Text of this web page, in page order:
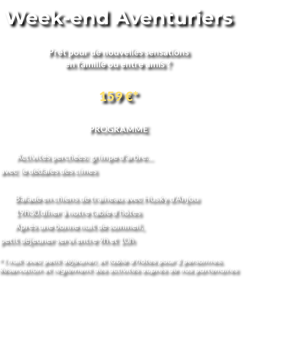
Week-end Aventuriers
Prêt pour de nouvelles sensations
en famille ou entre amis ?
159 €*
PROGRAMME
Activités perchées: grimpe d'arbre...
avec le dédales des cimes
Balade en chiens de traineau avec Husky d'Anjou
19h30 dîner à notre table d'hôtes
Après une bonne nuit de sommeil,
petit déjeuner servi entre 9h et 10h
* 1 nuit avec petit déjeuner, et table d'hôtes pour 2 personnes.
Réservation et règlement des activités auprès de nos partenaires